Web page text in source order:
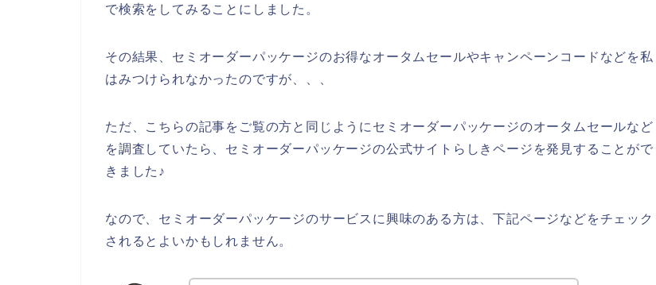
で検索をしてみることにしました。
その結果、セミオーダーパッケージのお得なオータムセールやキャンペーンコードなどを私
はみつけられなかったのですが、、、
ただ、こちらの記事をご覧の方と同じようにセミオーダーパッケージのオータムセールなど
を調査していたら、セミオーダーパッケージの公式サイトらしきページを発見することがで
きました♪
なので、セミオーダーパッケージのサービスに興味のある方は、下記ページなどをチェック
されるとよいかもしれません。